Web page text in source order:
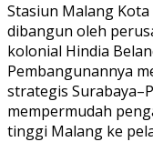
Stasiun Malang
dibangun oleh
kolonial Hindia
Pembangunannya
strategis
mempermudah
tinggi Malang ke